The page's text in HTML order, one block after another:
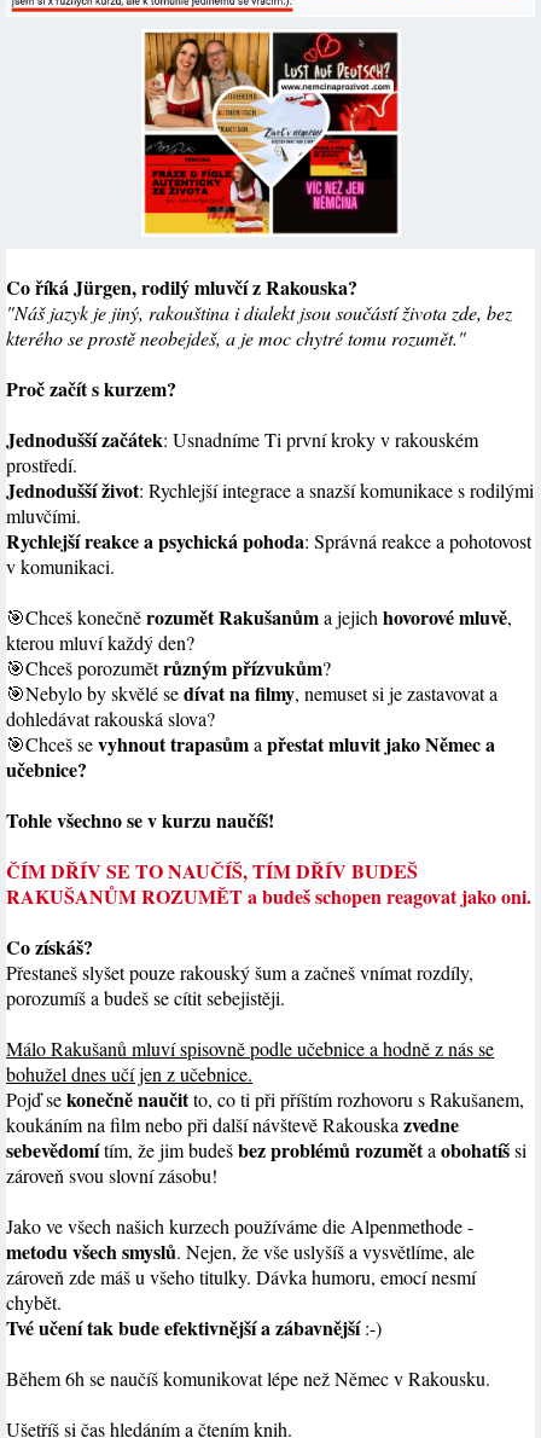
Co říká Jürgen, rodilý mluvčí z Rakouska?
"Náš jazyk je jiný, rakouština i dialekt jsou součástí života zde, bez
kterého se prostě neobejdeš, a je moc chytré tomu rozumět."
Proč začít s kurzem?
Jednodušší začátek: Usnadníme Ti první kroky v rakouském
prostředí.
Jednodušší život: Rychlejší integrace a snazší komunikace s rodilými
mluvčími.
Rychlejší reakce a psychická pohoda: Správná reakce a pohotovost
v komunikaci.
🎯Chceš konečněrozumět Rakušanůma jejich hovorové mluvě,
kterou mluví každý den?
🎯Chceš porozumětrůzným přízvukům?
🎯Nebylo by skvělé sedívat na filmy, nemuset si je zastavovat a
dohledávat rakouská slova?
🎯Chceš sevyhnout trapasůma přestat mluvit jako Němec a
učebnice?
Tohle všechno se v kurzu naučíš!
ČÍM DŘÍV SE TO NAUČÍŠ, TÍM DŘÍV BUDEŠ
RAKUŠANŮM ROZUMĚT a budeš schopen reagovat jako oni.
Co získáš?
Přestaneš slyšet pouze rakouský šum a začneš vnímat rozdíly,
porozumíš a budeš se cítit sebejistěji.
Málo Rakušanů mluví spisovně podle učebnice a hodně z nás se
bohužel dnes učí jen z učebnice.
Pojď sekonečně naučitto, co ti při příštím rozhovoru s Rakušanem,
koukáním na film nebo při další návštevě Rakouska zvedne
sebevědomítím, že jim budešbez problémů rozuměta obohatíšsi
zároveň svou slovní zásobu!
Jako ve všech našich kurzech používáme die Alpenmethode -
metodu všech smyslů. Nejen, že vše uslyšíš a vysvětlíme, ale
zároveň zde máš u všeho titulky. Dávka humoru, emocí nesmí
chybět.
Tvé učení tak bude efektivnější a zábavnější:-)
Během 6h se naučíš komunikovat lépe než Němec v Rakousku.
Ušetříš si čas hledáním a čtením knih.